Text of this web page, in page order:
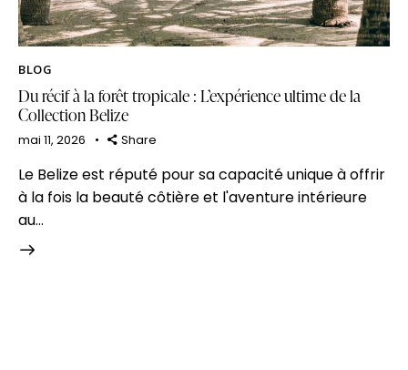
BLOG
Du récif à la forêt tropicale : L’expérience ultime de la
Collection Belize
mai 11, 2026 Share
Le Belize est réputé pour sa capacité unique à offrir
à la fois la beauté côtière et l'aventure intérieure
au…